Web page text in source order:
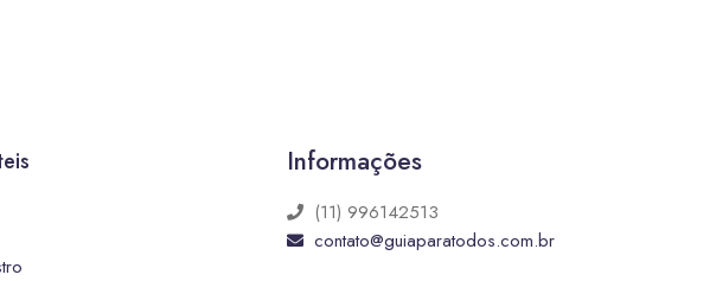
Informações
(11) 996142513
contato@guiaparatodos.com.br